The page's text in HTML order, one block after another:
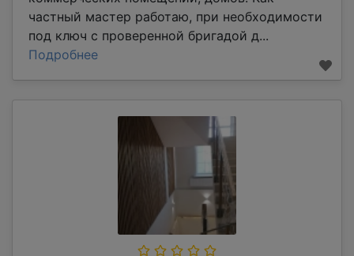
частный мастер работаю, при необходимости
под ключ с проверенной бригадой д...
Подробнее